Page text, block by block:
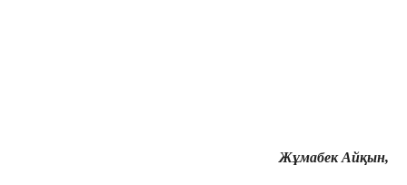
Жұмабек Айқын,